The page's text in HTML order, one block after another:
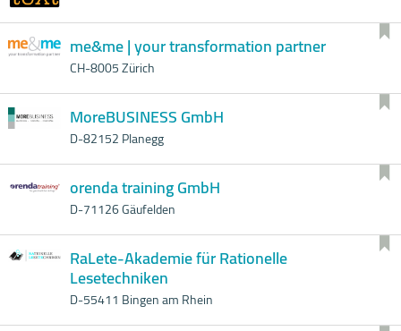
me&me | your transformation partner
CH-8005 Zürich
MoreBUSINESS GmbH
D-82152 Planegg
orenda training GmbH
D-71126 Gäufelden
RaLete-Akademie für Rationelle
Lesetechniken
D-55411 Bingen am Rhein